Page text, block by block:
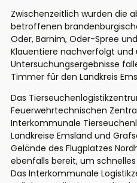
Zwischenzeitlich wurden die
betroffenen
Oder, Barnim, Oder-Spree
Klauentiere nachverfolgt und
Untersuchungsergebnisse
Timmer für den Landkreis
Das
Feuerwehrtechnischen
Interkommunale
Landkreise Emsland und
Gelände des Flugplatzes
ebenfalls bereit, um
Das Interkommunale